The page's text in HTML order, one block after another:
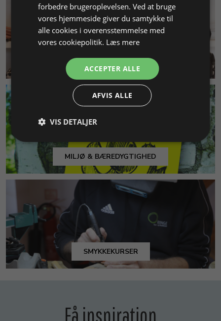
MILJØ & BÆREDYGTIGHED
SMYKKEKURSER
Få inspiration
forbedre brugeroplevelsen. Ved at bruge
vores hjemmeside giver du samtykke til
alle cookies i overensstemmelse med
vores cookiepolitik. Læs mere
ACCEPTER ALLE
AFVIS ALLE
VIS DETALJER